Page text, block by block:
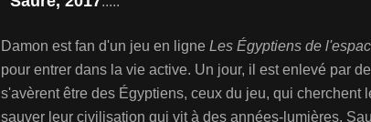
Damon est fan d'un jeu en ligne Les Égyptiens de
pour entrer dans la vie active. Un jour, il est enlevé par
s'avèrent être des Égyptiens, ceux du jeu, qui cherchent
sauver leur civilisation qui vit à des années-lumières.